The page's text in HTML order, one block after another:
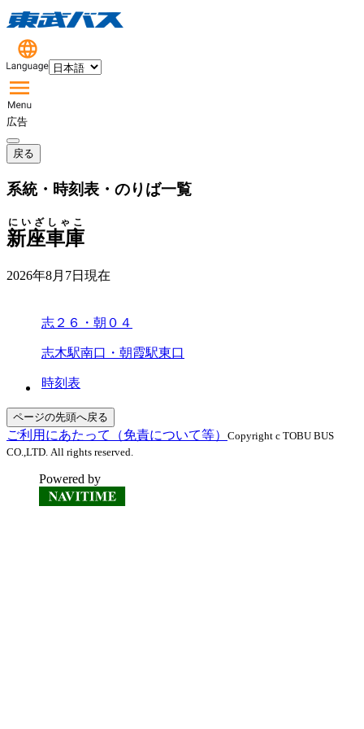
広告
戻る
系統・時刻表・のりば一覧
新座車庫
にいざしゃこ
2026年8月7日 現在
志２６・朝０４
志木駅南口・朝霞駅東口
時刻表
ページの先頭へ戻る
ご利用にあたって（免責について等） Copyright c TOBU BUS
CO.,LTD. All rights reserved.
Powered by